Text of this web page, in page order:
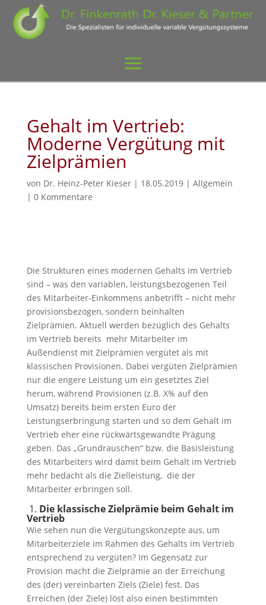
Gehalt im Vertrieb:
Moderne Vergütung mit
Zielprämien
von Dr. Heinz-Peter Kieser| 18.05.2019| Allgemein
| 0 Kommentare
Die Strukturen eines modernen Gehalts im Vertrieb
sind – was den variablen, leistungsbezogenen Teil
des Mitarbeiter-Einkommens anbetrifft – nicht mehr
provisionsbezogen, sondern beinhalten
Zielprämien. Aktuell werden bezüglich des Gehalts
im Vertrieb bereits mehr Mitarbeiter im
Außendienst mit Zielprämien vergütet als mit
klassischen Provisionen. Dabei vergüten Zielprämien
nur die engere Leistung um ein gesetztes Ziel
herum, während Provisionen (z.B. X% auf den
Umsatz) bereits beim ersten Euro der
Leistungserbringung starten und so dem Gehalt im
Vertrieb eher eine rückwärtsgewandte Prägung
geben. Das „Grundrauschen“ bzw. die Basisleistung
des Mitarbeiters wird damit beim Gehalt im Vertrieb
mehr bedacht als die Zielleistung, die der
Mitarbeiter erbringen soll.
1. Die klassische Zielprämie beim Gehalt im
Vertrieb
Wie sehen nun die Vergütungskonzepte aus, um
Mitarbeiterziele im Rahmen des Gehalts im Vertrieb
entsprechend zu vergüten? Im Gegensatz zur
Provision macht die Zielprämie an der Erreichung
des (der) vereinbarten Ziels (Ziele) fest. Das
Erreichen (der Ziele) löst also einen bestimmten